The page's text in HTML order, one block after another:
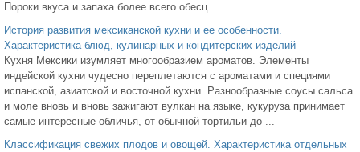
Пороки вкуса и запаха более всего обесц ...
История развития мексиканской кухни и ее особенности.
Характеристика блюд, кулинарных и кондитерских изделий
Кухня Мексики изумляет многообразием ароматов. Элементы
индейской кухни чудесно переплетаются с ароматами и специями
испанской, азиатской и восточной кухни. Разнообразные соусы сальса
и моле вновь и вновь зажигают вулкан на языке, кукуруза принимает
самые интересные обличья, от обычной тортильи до ...
Классификация свежих плодов и овощей. Характеристика отдельных